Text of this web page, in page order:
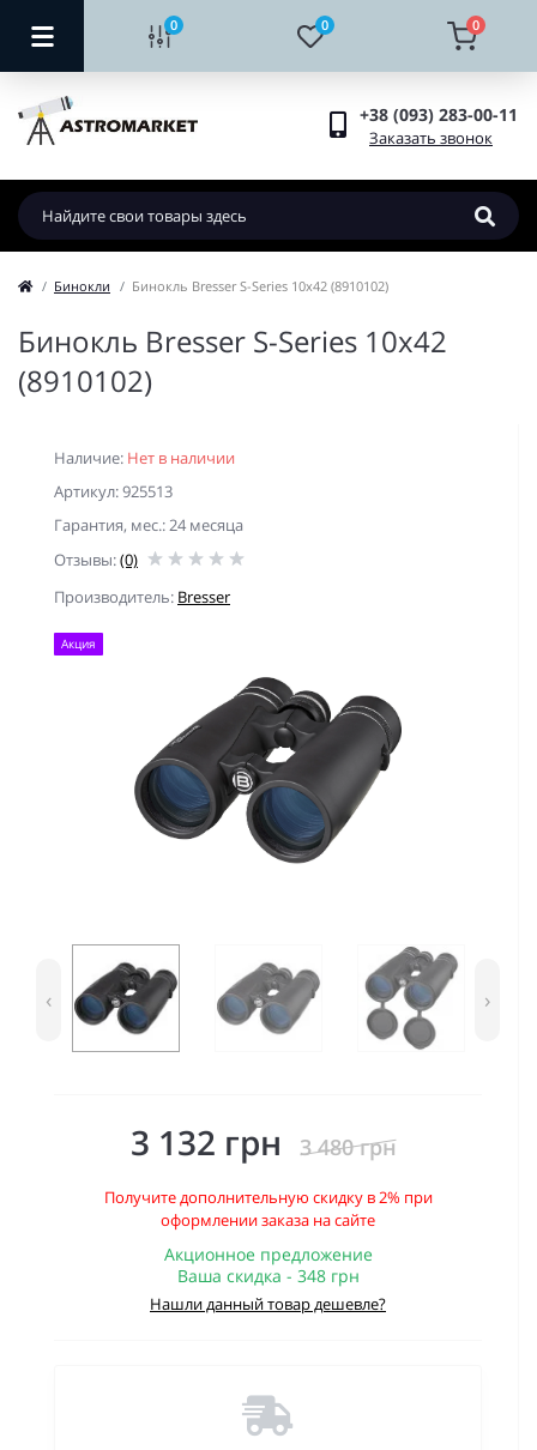
0 0 0
+38 (093) 283-00-11
Заказать звонок
Бинокли Бинокль Bresser S-Series 10x42 (8910102)
Бинокль Bresser S-Series 10x42
(8910102)
Наличие: Нет в наличии
Артикул: 925513
Гарантия, мес.: 24 месяца
Отзывы:(0)
Производитель: Bresser
Акция
‹ ›
3 132 грн 3 480 грн
Получите дополнительную скидку в 2% при
оформлении заказа на сайте
Акционное предложение
Ваша скидка - 348 грн
Нашли данный товар дешевле?